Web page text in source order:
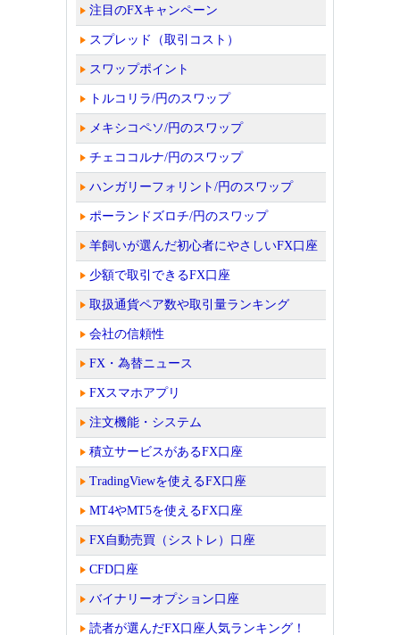
注目のFXキャンペーン
スプレッド（取引コスト）
スワップポイント
トルコリラ/円のスワップ
メキシコペソ/円のスワップ
チェココルナ/円のスワップ
ハンガリーフォリント/円のスワップ
ポーランドズロチ/円のスワップ
羊飼いが選んだ初心者にやさしいFX口座
少額で取引できるFX口座
取扱通貨ペア数や取引量ランキング
会社の信頼性
FX・為替ニュース
FXスマホアプリ
注文機能・システム
積立サービスがあるFX口座
TradingViewを使えるFX口座
MT4やMT5を使えるFX口座
FX自動売買（シストレ）口座
CFD口座
バイナリーオプション口座
読者が選んだFX口座人気ランキング！